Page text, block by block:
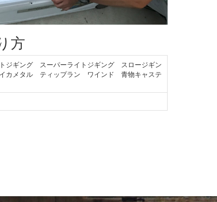
方
ジギング スーパーライトジギング スロージギン
メタル ティップラン ワインド 青物キャステ